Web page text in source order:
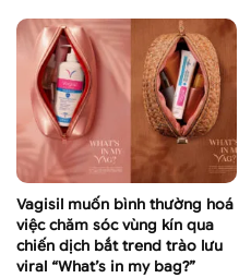
Vagisil muốn bình thường hoá
việc chăm sóc vùng kín qua
chiến dịch bắt trend trào lưu
viral “What’s in my bag?”